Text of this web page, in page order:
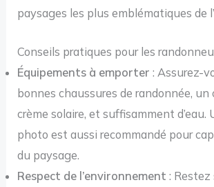
paysages les plus emblématiques de
Conseils pratiques pour les
Équipements à emporter: Assurez-
bonnes chaussures de randonnée, un
crème solaire, et suffisamment d’eau.
photo est aussi recommandé pour
du paysage.
Respect de l’environnement : Restez